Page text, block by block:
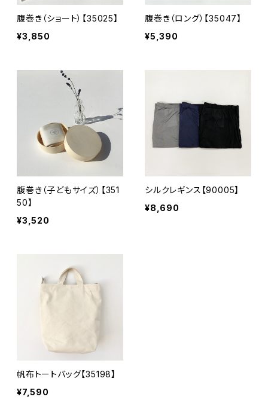
腹巻き（ショート）【35025】
¥3,850
腹巻き（ロング）【35047】
¥5,390
腹巻き（子どもサイズ）【351
50】
¥3,520
シルクレギンス【90005】
¥8,690
帆布トートバッグ【35198】
¥7,590